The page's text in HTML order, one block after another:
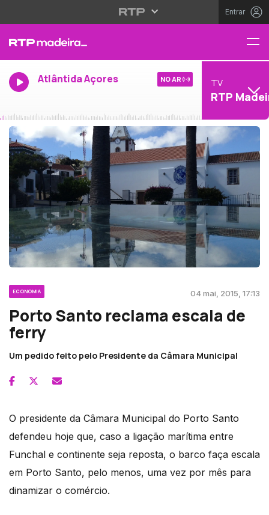
Entrar
Atlântida Açores NO AR TV
RTP
ECONOMIA 04 mai, 2015, 17:13
Porto Santo reclama escala de
ferry
Um pedido feito pelo Presidente da Câmara Municipal
O presidente da Câmara Municipal do Porto Santo
defendeu hoje que, caso a ligação marítima entre
Funchal e continente seja reposta, o barco faça escala
em Porto Santo, pelo menos, uma vez por mês para
dinamizar o comércio.